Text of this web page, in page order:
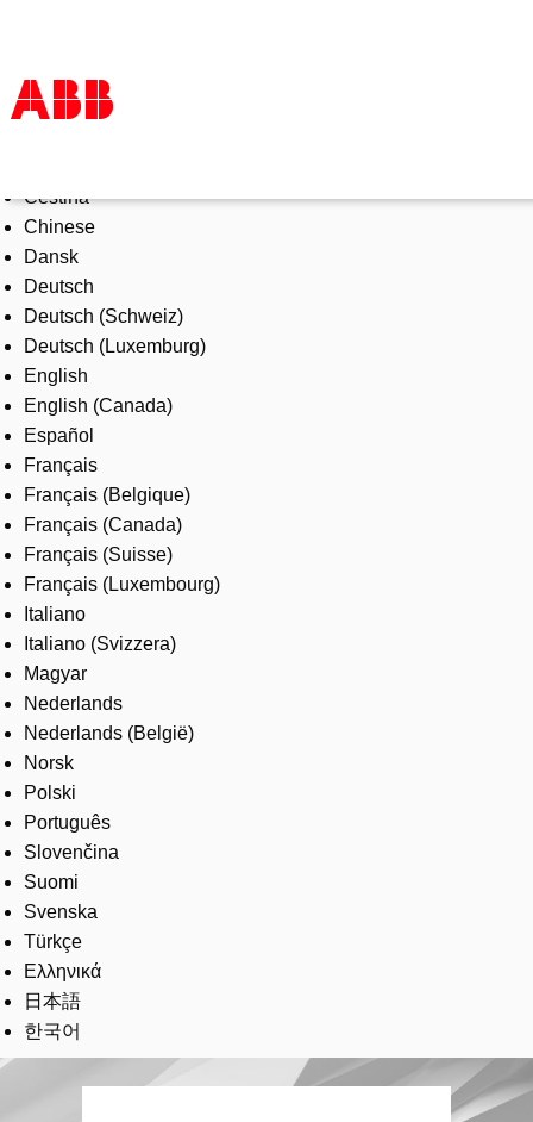
Products & Solutions
Industries
Services
About us
Where to buy
Contact us
Careers
Čeština
Chinese
Dansk
Deutsch
Deutsch (Schweiz)
Deutsch (Luxemburg)
English
English (Canada)
Español
Français
Français (Belgique)
Français (Canada)
Français (Suisse)
Français (Luxembourg)
Italiano
Italiano (Svizzera)
Magyar
Nederlands
Nederlands (België)
Norsk
Polski
Português
Slovenčina
Suomi
Svenska
Türkçe
Ελληνικά
日本語
한국어